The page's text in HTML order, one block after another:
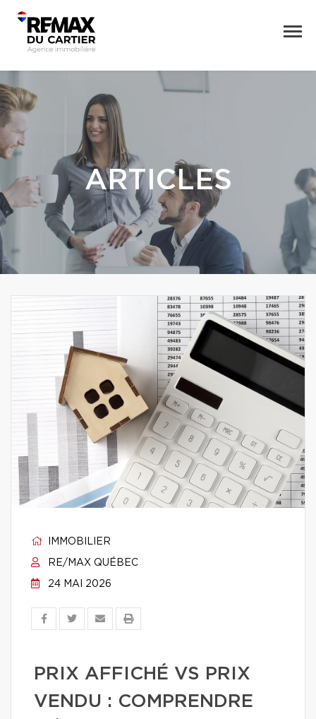
ARTICLES
IMMOBILIER
RE/MAX QUÉBEC
24 MAI 2026
PRIX AFFICHÉ VS PRIX
VENDU : COMPRENDRE